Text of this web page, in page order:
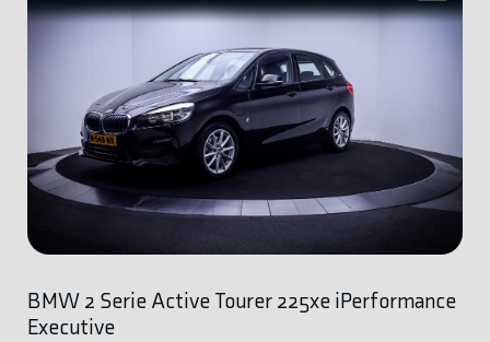
BMW 2 Serie Active Tourer 225xe iPerformance
Executive